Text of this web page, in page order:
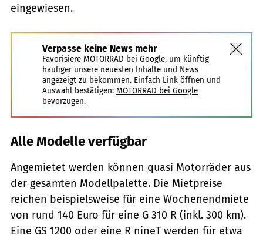
eingewiesen.
Verpasse keine News mehr
Favorisiere MOTORRAD bei Google, um künftig
häufiger unsere neuesten Inhalte und News
angezeigt zu bekommen. Einfach Link öffnen und
Auswahl bestätigen: MOTORRAD bei Google
bevorzugen.
Alle Modelle verfügbar
Angemietet werden können quasi Motorräder aus
der gesamten Modellpalette. Die Mietpreise
reichen beispielsweise für eine Wochenendmiete
von rund 140 Euro für eine G 310 R (inkl. 300 km).
Eine GS 1200 oder eine R nineT werden für etwa